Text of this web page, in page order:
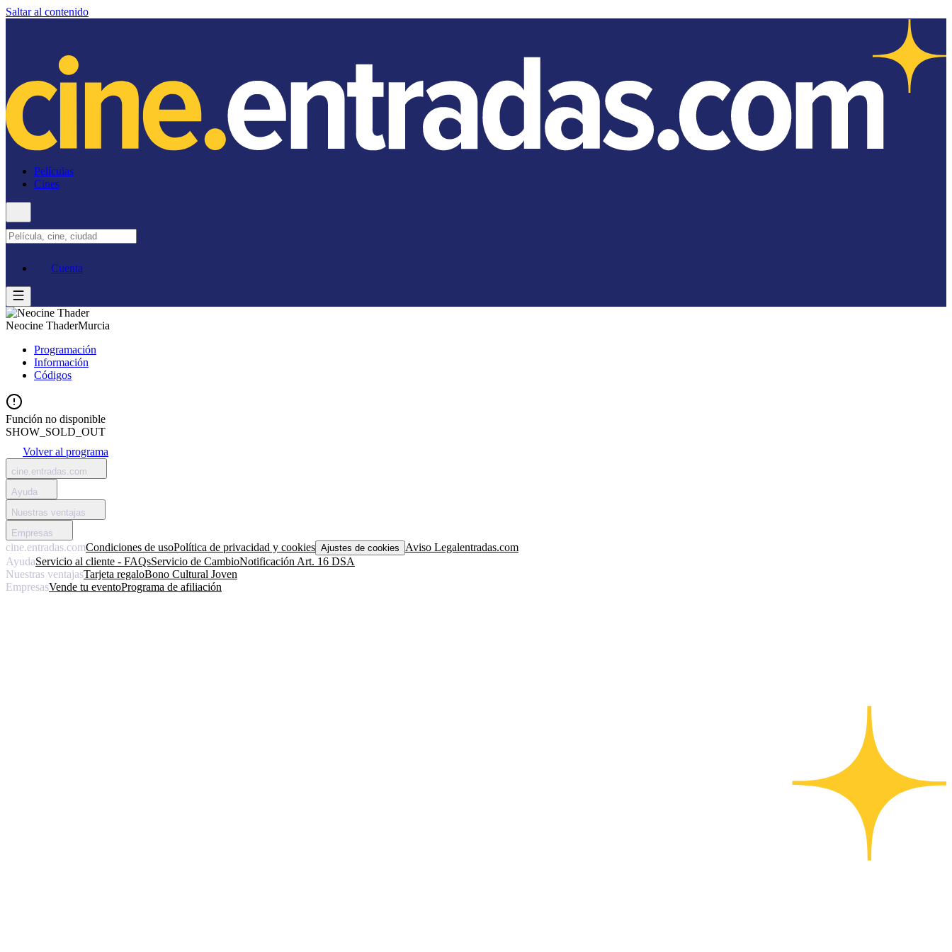
Saltar al contenido
Películas
Cines
Cuenta
Neocine ThaderMurcia
Programación
Información
Códigos
Función no disponible
SHOW_SOLD_OUT
Volver al programa
cine.entradas.com
Ayuda
Nuestras ventajas
Empresas
cine.entradas.comCondiciones de usoPolítica de privacidad y cookies Ajustes de cookies Aviso Legalentradas.com
AyudaServicio al cliente - FAQsServicio de CambioNotificación Art. 16 DSA
Nuestras ventajasTarjeta regaloBono Cultural Joven
EmpresasVende tu eventoPrograma de afiliación